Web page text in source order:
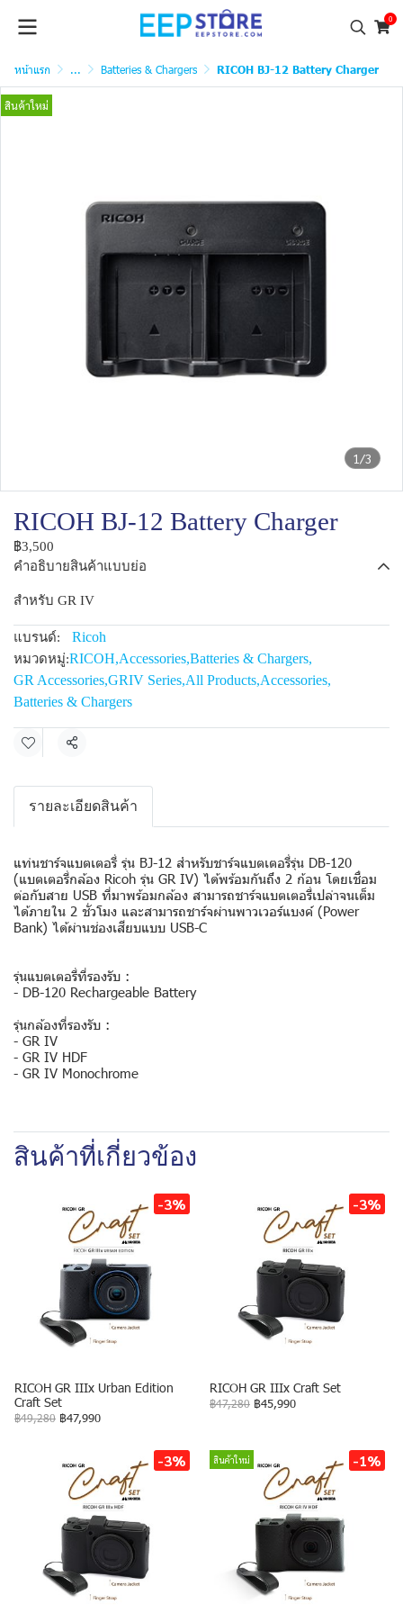
0
หน้าแรก ... Batteries & Chargers RICOH BJ-12 Battery Charger
1/3
สินค้าใหม่
RICOH BJ-12 Battery Charger
฿3,500
คำอธิบายสินค้าแบบย่อ
สำหรับ GR IV
แบรนด์: Ricoh
หมวดหมู่:RICOH,Accessories,Batteries & Chargers,
GR Accessories,GRIV Series,All Products,Accessories,
Batteries & Chargers
แชร์
รายละเอียดสินค้า
แท่นชาร์จแบตเตอรี่ รุ่น BJ-12 สำหรับชาร์จแบตเตอรี่รุ่น DB-120
(แบตเตอรี่กล้อง Ricoh รุ่น GR IV) ได้พร้อมกันถึง 2 ก้อน โดยเชื่อม
ต่อกับสาย USB ที่มาพร้อมกล้อง สามารถชาร์จแบตเตอรี่เปล่าจนเต็ม
ได้ภายใน 2 ชั่วโมง และสามารถชาร์จผ่านพาวเวอร์แบงค์ (Power
Bank) ได้ผ่านช่องเสียบแบบ USB-C
รุ่นแบตเตอรี่ที่รองรับ :
- DB-120 Rechargeable Battery
รุ่นกล้องที่รองรับ :
- GR IV
- GR IV HDF
- GR IV Monochrome
สินค้าที่เกี่ยวข้อง
-3%
RICOH GR IIIx Urban Edition
Craft Set
฿49,280 ฿47,990
-3%
RICOH GR IIIx Craft Set
฿47,280 ฿45,990
-3% สินค้าใหม่ -1%